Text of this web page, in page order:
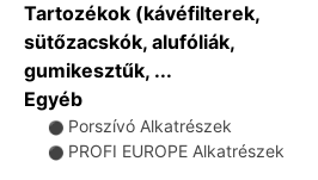
Tartozékok (kávéfilterek,
sütőzacskók, alufóliák,
gumikesztűk, ...
Egyéb
⚫ Porszívó Alkatrészek
⚫ PROFI EUROPE Alkatrészek